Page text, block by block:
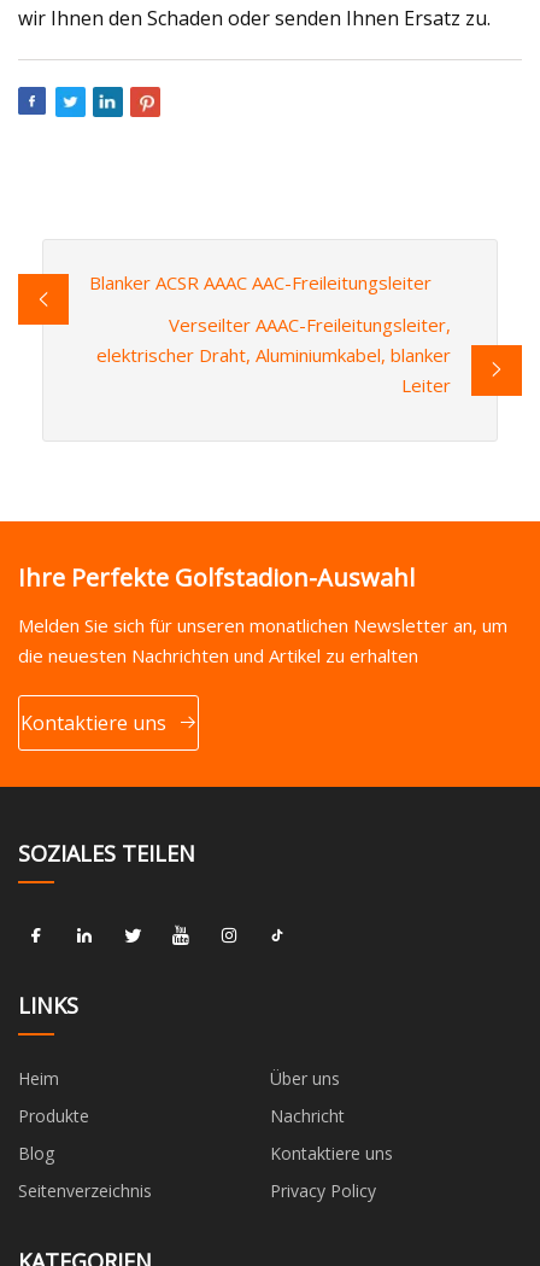
wir Ihnen den Schaden oder senden Ihnen Ersatz zu.
Blanker ACSR AAAC AAC-Freileitungsleiter
Verseilter AAAC-Freileitungsleiter,
elektrischer Draht, Aluminiumkabel, blanker
Leiter
Ihre Perfekte Golfstadion-Auswahl
Melden Sie sich für unseren monatlichen Newsletter an, um
die neuesten Nachrichten und Artikel zu erhalten
Kontaktiere uns
SOZIALES TEILEN
LINKS
Heim
Über uns
Produkte
Nachricht
Blog
Kontaktiere uns
Seitenverzeichnis
Privacy Policy